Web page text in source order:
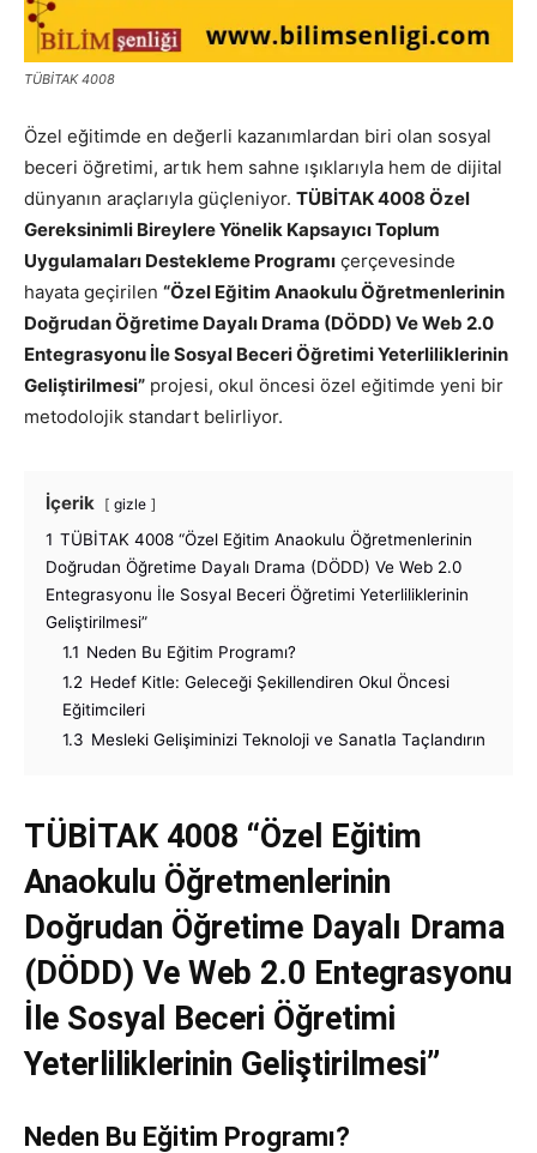
TÜBİTAK 4008
Özel eğitimde en değerli kazanımlardan biri olan sosyal
beceri öğretimi, artık hem sahne ışıklarıyla hem de dijital
dünyanın araçlarıyla güçleniyor. TÜBİTAK 4008 Özel
Gereksinimli Bireylere Yönelik Kapsayıcı Toplum
Uygulamaları Destekleme Programı çerçevesinde
hayata geçirilen “Özel Eğitim Anaokulu Öğretmenlerinin
Doğrudan Öğretime Dayalı Drama (DÖDD) Ve Web 2.0
Entegrasyonu İle Sosyal Beceri Öğretimi Yeterliliklerinin
Geliştirilmesi” projesi, okul öncesi özel eğitimde yeni bir
metodolojik standart belirliyor.
İçerik gizle
1 TÜBİTAK 4008 “Özel Eğitim Anaokulu Öğretmenlerinin
Doğrudan Öğretime Dayalı Drama (DÖDD) Ve Web 2.0
Entegrasyonu İle Sosyal Beceri Öğretimi Yeterliliklerinin
Geliştirilmesi”
1.1 Neden Bu Eğitim Programı?
1.2 Hedef Kitle: Geleceği Şekillendiren Okul Öncesi
Eğitimcileri
1.3 Mesleki Gelişiminizi Teknoloji ve Sanatla Taçlandırın
TÜBİTAK 4008 “Özel Eğitim
Anaokulu Öğretmenlerinin
Doğrudan Öğretime Dayalı Drama
(DÖDD) Ve Web 2.0 Entegrasyonu
İle Sosyal Beceri Öğretimi
Yeterliliklerinin Geliştirilmesi”
Neden Bu Eğitim Programı?